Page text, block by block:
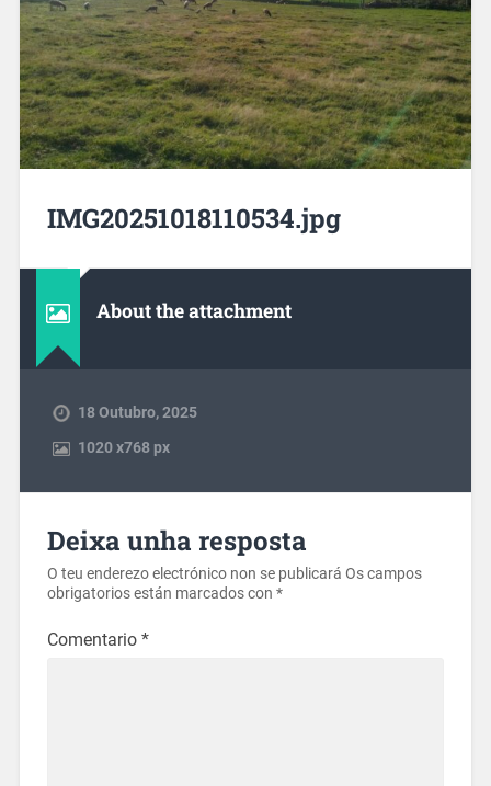
IMG20251018110534.jpg
About the attachment
18 Outubro, 2025
1020x768 px
Deixa unha resposta
O teu enderezo electrónico non se publicará Os campos
obrigatorios están marcados con *
Comentario *